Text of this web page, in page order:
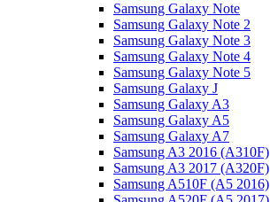
Samsung Galaxy Note
Samsung Galaxy Note 2
Samsung Galaxy Note 3
Samsung Galaxy Note 4
Samsung Galaxy Note 5
Samsung Galaxy J
Samsung Galaxy A3
Samsung Galaxy A5
Samsung Galaxy A7
Samsung A3 2016 (A310F)
Samsung A3 2017 (A320F)
Samsung A510F (A5 2016)